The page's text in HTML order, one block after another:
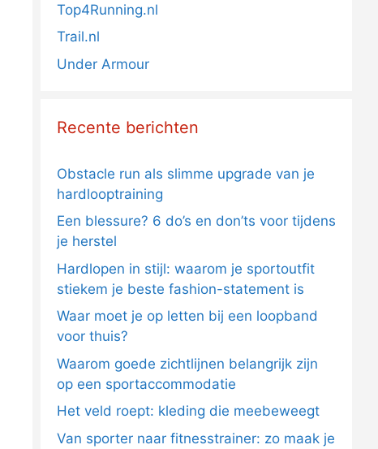
Top4Running.nl
Trail.nl
Under Armour
Recente berichten
Obstacle run als slimme upgrade van je
hardlooptraining
Een blessure? 6 do’s en don’ts voor tijdens
je herstel
Hardlopen in stijl: waarom je sportoutfit
stiekem je beste fashion-statement is
Waar moet je op letten bij een loopband
voor thuis?
Waarom goede zichtlijnen belangrijk zijn
op een sportaccommodatie
Het veld roept: kleding die meebeweegt
Van sporter naar fitnesstrainer: zo maak je